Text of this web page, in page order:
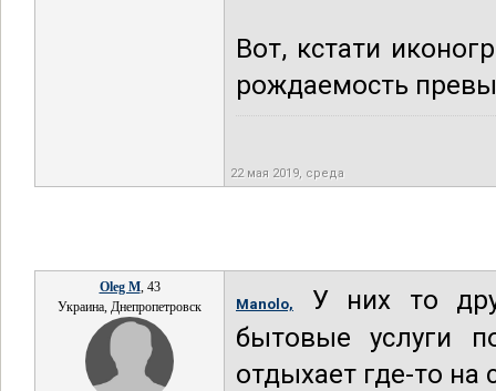
Вот, кстати
рождаемость
22 мая 2019, среда
Oleg M, 43
Украина, Днепропетровск
Manolo,
У них то
бытовые услуги
отдыхает где-то на